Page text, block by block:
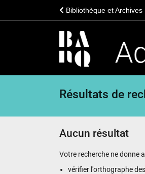
Bibliothèque et
Résultats de
Aucun résultat
Votre recherche ne donne
vérifier l'orthographe